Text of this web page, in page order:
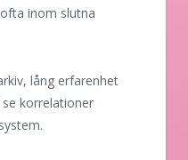
inom slutna
lång erfarenhet
korrelationer